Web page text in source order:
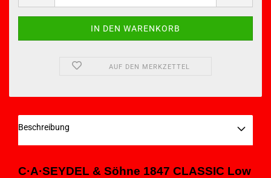
AUF DEN MERKZETTEL
Beschreibung
C·A·SEYDEL & Söhne 1847 CLASSIC Low